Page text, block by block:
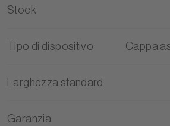
Stock
Tipo di dispositivo Cappa
Larghezza standard
Garanzia